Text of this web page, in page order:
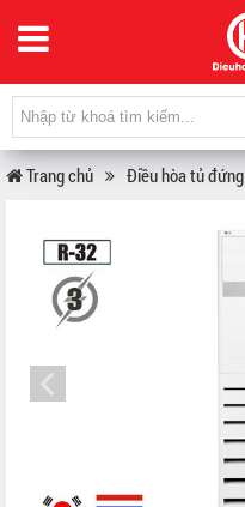
Trang chủ Điều hòa tủ đứng